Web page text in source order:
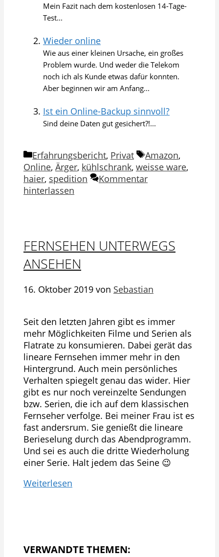
Mein Fazit nach dem kostenlosen 14-Tage-
Test...
Wieder online
Wie aus einer kleinen Ursache, ein großes
Problem wurde. Und weder die Telekom
noch ich als Kunde etwas dafür konnten.
Aber beginnen wir am Anfang...
Ist ein Online-Backup sinnvoll?
Sind deine Daten gut gesichert?!...
Kategorien
Erfahrungsbericht, Privat Schlagwörter
Amazon,
Online, Ärger, kühlschrank, weisse ware,
haier, spedition
Kommentar
hinterlassen
FERNSEHEN UNTERWEGS
ANSEHEN
16. Oktober 2019 von Sebastian
Seit den letzten Jahren gibt es immer
mehr Möglichkeiten Filme und Serien als
Flatrate zu konsumieren. Dabei gerät das
lineare Fernsehen immer mehr in den
Hintergrund. Auch mein persönliches
Verhalten spiegelt genau das wider. Hier
gibt es nur noch vereinzelte Sendungen
bzw. Serien, die ich auf dem klassischen
Fernseher verfolge. Bei meiner Frau ist es
fast andersrum. Sie genießt die lineare
Berieselung durch das Abendprogramm.
Und sei es auch die dritte Wiederholung
einer Serie. Halt jedem das Seine 😉
Weiterlesen
VERWANDTE THEMEN: